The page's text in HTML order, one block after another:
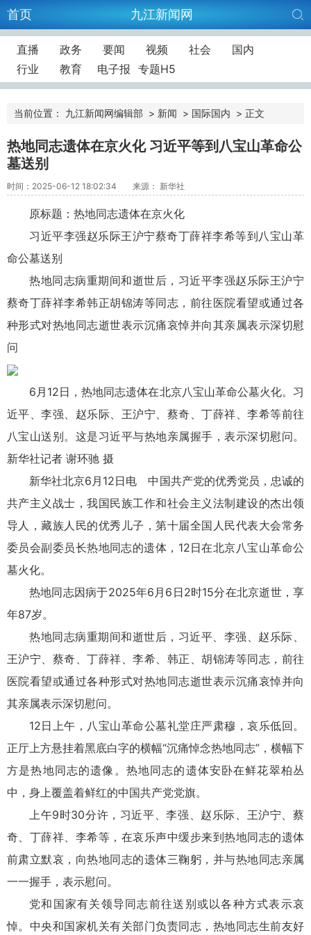
首页 九江新闻网
直播 政务 要闻 视频 社会
国内
行业
教育 电子报 专题H5
当前位置： 九江新闻网编辑部 > 新闻 > 国际国内 > 正文
热地同志遗体在京火化 习近平等到八宝山革命公
墓送别
时间：2025-06-12 18:02:34 来源： 新华社
原标题：热地同志遗体在京火化
习近平李强赵乐际王沪宁蔡奇丁薛祥李希等到八宝山革
命公墓送别
热地同志病重期间和逝世后，习近平李强赵乐际王沪宁
蔡奇丁薛祥李希韩正胡锦涛等同志，前往医院看望或通过各
种形式对热地同志逝世表示沉痛哀悼并向其亲属表示深切慰
问
6月12日，热地同志遗体在北京八宝山革命公墓火化。习
近平、李强、赵乐际、王沪宁、蔡奇、丁薛祥、李希等前往
八宝山送别。这是习近平与热地亲属握手，表示深切慰问。
新华社记者 谢环驰 摄
新华社北京6月12日电 中国共产党的优秀党员，忠诚的
共产主义战士，我国民族工作和社会主义法制建设的杰出领
导人，藏族人民的优秀儿子，第十届全国人民代表大会常务
委员会副委员长热地同志的遗体，12日在北京八宝山革命公
墓火化。
热地同志因病于2025年6月6日2时15分在北京逝世，享
年87岁。
热地同志病重期间和逝世后，习近平、李强、赵乐际、
王沪宁、蔡奇、丁薛祥、李希、韩正、胡锦涛等同志，前往
医院看望或通过各种形式对热地同志逝世表示沉痛哀悼并向
其亲属表示深切慰问。
12日上午，八宝山革命公墓礼堂庄严肃穆，哀乐低回。
正厅上方悬挂着黑底白字的横幅“沉痛悼念热地同志”，横幅下
方是热地同志的遗像。热地同志的遗体安卧在鲜花翠柏丛
中，身上覆盖着鲜红的中国共产党党旗。
上午9时30分许，习近平、李强、赵乐际、王沪宁、蔡
奇、丁薛祥、李希等，在哀乐声中缓步来到热地同志的遗体
前肃立默哀，向热地同志的遗体三鞠躬，并与热地同志亲属
一一握手，表示慰问。
党和国家有关领导同志前往送别或以各种方式表示哀
悼。中央和国家机关有关部门负责同志，热地同志生前友好